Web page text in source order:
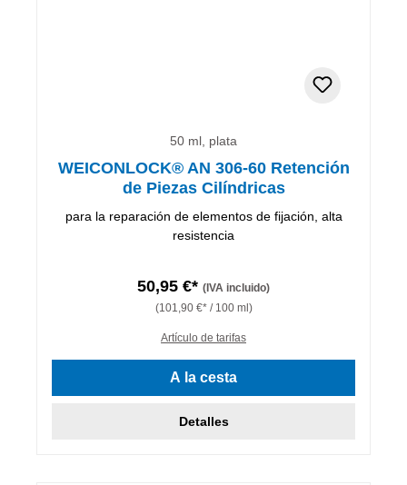
50 ml, plata
WEICONLOCK® AN 306-60 Retención
de Piezas Cilíndricas
para la reparación de elementos de fijación, alta
resistencia
50,95 €* (IVA incluido)
(101,90 €* / 100 ml)
Artículo de tarifas
A la cesta
Detalles